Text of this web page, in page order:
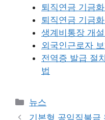
퇴직연금 기금
퇴직연금 기금
생계비통장 개
외국인근로자
전역증 발급 절
법
카
테
뉴스
기본형 공익직불금